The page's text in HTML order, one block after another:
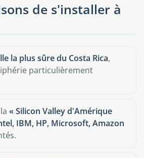
de s'installer à
la plus sûre du Costa Rica,
particulièrement
« Silicon Valley d'Amérique
IBM, HP, Microsoft, Amazon